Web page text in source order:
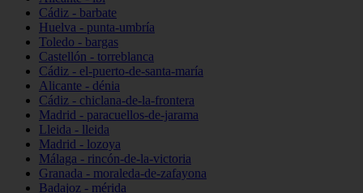
Cádiz - barbate
Huelva - punta-umbría
Toledo - bargas
Castellón - torreblanca
Cádiz - el-puerto-de-santa-maría
Alicante - dénia
Cádiz - chiclana-de-la-frontera
Madrid - paracuellos-de-jarama
Lleida - lleida
Madrid - lozoya
Málaga - rincón-de-la-victoria
Granada - moraleda-de-zafayona
Badajoz - mérida